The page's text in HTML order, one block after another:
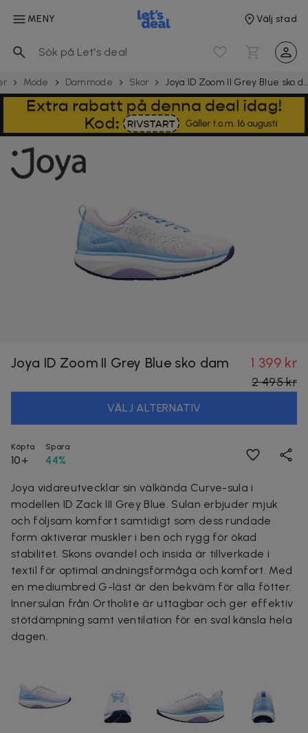
MENY Välj stad
Mode Dammode Skor Joya ID Zoom II Grey Blue sko dam
Joya ID Zoom II Grey Blue sko dam 1 399 kr
2 495 kr
VÄLJ ALTERNATIV
Köpta
10+
Spara
44%
Joya vidareutvecklar sin välkända Curve-sula i
modellen ID Zack III Grey Blue. Sulan erbjuder mjuk
och följsam komfort samtidigt som dess rundade
form aktiverar muskler i ben och rygg för ökad
stabilitet. Skons ovandel och insida är tillverkade i
textil för optimal andningsförmåga och komfort. Med
en mediumbred G-läst är den bekväm för alla fötter.
Innersulan från Ortholite är uttagbar och ger effektiv
stötdämpning samt ventilation för en sval känsla hela
dagen.